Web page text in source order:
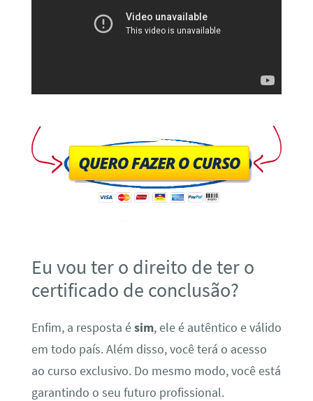
Eu vou ter o direito de ter o
certificado de conclusão?
Enfim, a resposta ésim, ele é autêntico e válido
em todo país. Além disso, você terá o acesso
ao curso exclusivo. Do mesmo modo, você está
garantindo o seu futuro profissional.